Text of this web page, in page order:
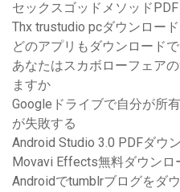
セックスゴッドメソッド
Thx trustudio pcダウンロード
どのアプリもダウンロード
あなたはスカボローフェア
ますか
Googleドライブで自分が所
が失敗する
Android Studio 3.0 PDFダウ
Movavi Effects無料ダウンロ
Androidでtumblrブログをダ